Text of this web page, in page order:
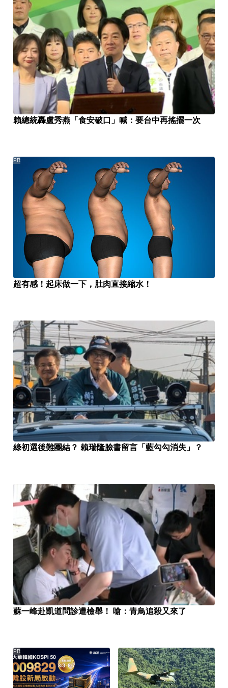
賴總統轟盧秀燕「食安破口」喊：要台中再搖擺一次
超有感！起床做一下，肚肉直接縮水！
PR
綠初選後難團結？ 賴瑞隆臉書留言「藍勾勾消失」？
蘇一峰赴凱道問診遭檢舉！ 嗆：青鳥追殺又來了
PR